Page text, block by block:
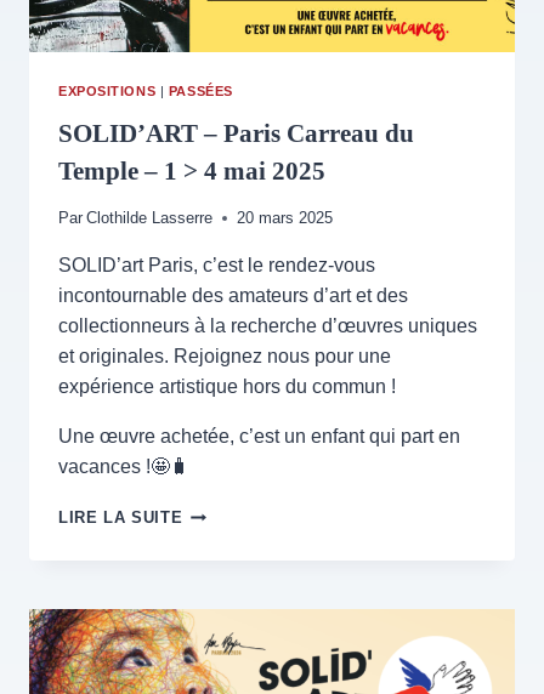
EXPOSITIONS | PASSÉES
SOLID’ART – Paris Carreau du
Temple – 1 > 4 mai 2025
Par Clothilde Lasserre 20 mars 2025
SOLID’art Paris, c’est le rendez-vous
incontournable des amateurs d’art et des
collectionneurs à la recherche d’œuvres uniques
et originales. Rejoignez nous pour une
expérience artistique hors du commun !
Une œuvre achetée, c’est un enfant qui part en
vacances !🤩🧳
LIRE LA SUITE SOLID’ART
DU
TEMPLE
–
1